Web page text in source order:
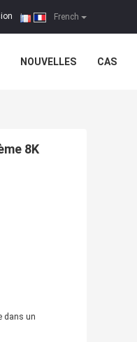
French
|
NOUVELLES CAS
8K
dans un